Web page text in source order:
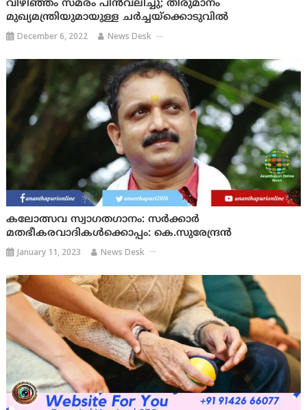
വിഴിഞ്ഞം സമരം പിൻവലിച്ചു; തീരുമാനം
മുഖ്യമന്ത്രിയുമായുള്ള ചർച്ചയ്‌ക്കൊടുവിൽ
December 6, 2022 News Desk
കലോത്സവ സ്വാ​ഗത​ഗാനം: സർക്കാർ
മതഭീകരവാദികൾക്കൊപ്പം: കെ.സുരേന്ദ്രൻ
January 11, 2023 News Desk